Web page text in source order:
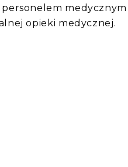
opieki medycznej.